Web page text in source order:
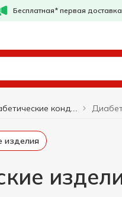
Бесплатная* первая
изделия